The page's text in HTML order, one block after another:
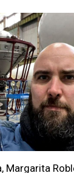
Margarita